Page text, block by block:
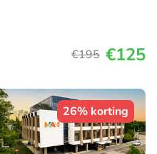
€195 €125
26% korting